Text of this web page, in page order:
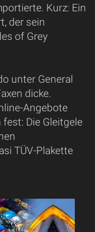
Kurz: Ein
der sein
of Grey
unter General
dicke.
Angebote
Die Gleitgele
TÜV-Plakette